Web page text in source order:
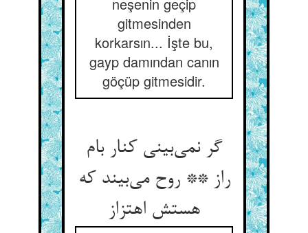
gitmesinden
korkarsın... İşte bu,
gayp damından canın
göçüp gitmesidir.
گر نمی‌بینی کنار بام
راز ** روح می‌بیند که
هستش اهتزاز